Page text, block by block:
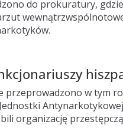
do prokuratury, gdzie
przeprowadzono w tym
organizację